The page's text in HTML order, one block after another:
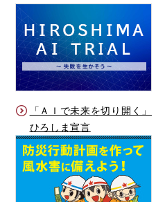
「ＡＩで未来を切り開く」
ひろしま宣言